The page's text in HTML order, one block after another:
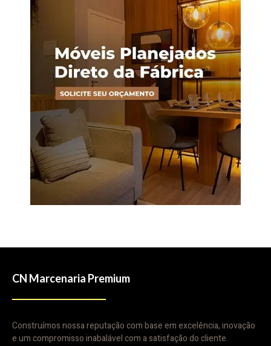
CN Marcenaria Premium
Construímos nossa reputação com base em excelência, inovação
e um compromisso inabalável com a satisfação do cliente.